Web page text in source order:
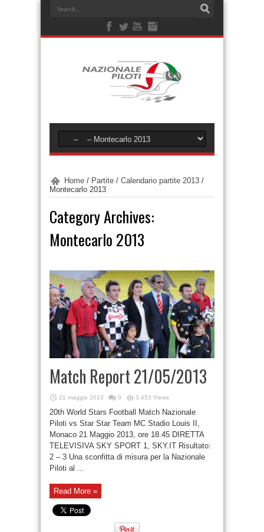
Home / Partite / Calendario partite 2013 /
Montecarlo 2013
Category Archives:
Montecarlo 2013
Match Report 21/05/2013
21 maggio 2013 0 3,453 Views
20th World Stars Football Match Nazionale
Piloti vs Star Star Team MC Stadio Louis II,
Monaco 21 Maggio 2013, ore 18.45 DIRETTA
TELEVISIVA SKY SPORT 1, SKY.IT Risultato:
2 – 3 Una sconfitta di misura per la Nazionale
Piloti al ...
Read More »